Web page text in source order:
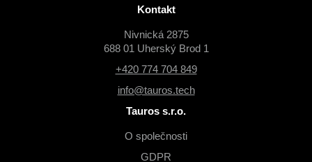
Kontakt
Nivnická 2875
688 01 Uherský Brod 1
+420 774 704 849
info@tauros.tech
Tauros s.r.o.
O společnosti
GDPR